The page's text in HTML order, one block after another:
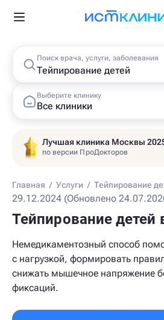
Поиск врача, услуги, заболевания
Выберите клинику
Все клиники
Лучшая клиника Москвы
по версии ПроДокторов
Главная / Услуги / Тейпирование
29.12.2024 (Обновлено
Тейпирование детей
Немедикаментозный способ
с нагрузкой, формировать
снижать мышечное напряжение
фиксаций.